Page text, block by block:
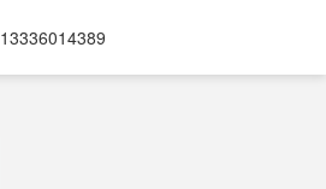
13336014389